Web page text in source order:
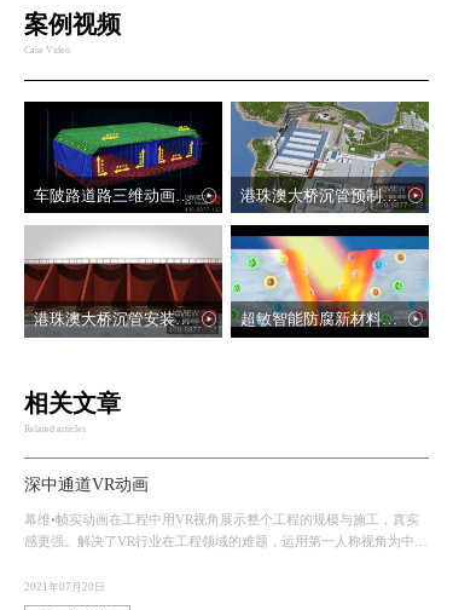
案例视频
Case Video
车陂路道路三维动画助力工程品牌传播 港珠澳大桥沉管预制厂三维动画——“海底脊梁”的诞生
港珠澳大桥沉管安装三维动画——海底初吻 超敏智能防腐新材料宣传片动画
相关文章
Related articles
深中通道VR动画
幕维•帧实动画在工程中用VR视角展示整个工程的规模与施工，真实
感更强。解决了VR行业在工程领域的难题，运用第一人称视角为中国
誉。
2021年07月20日